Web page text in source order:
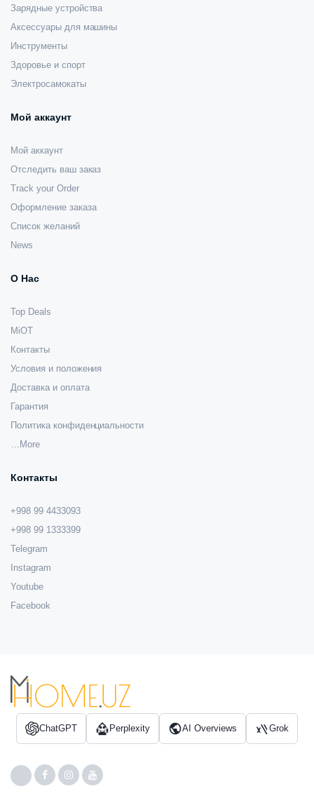
Зарядные устройства
Аксессуары для машины
Инструменты
Здоровье и спорт
Электросамокаты
Мой аккаунт
Мой аккаунт
Отследить ваш заказ
Track your Order
Оформление заказа
Список желаний
News
О Нас
Top Deals
MiOT
Контакты
Условия и положения
Доставка и оплата
Гарантия
Политика конфиденциальности
…More
Контакты
+998 99 4433093
+998 99 1333399
Telegram
Instagram
Youtube
Facebook
ChatGPT Perplexity AI Overviews Grok